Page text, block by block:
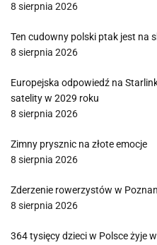
8 sierpnia 2026
Ten cudowny polski ptak jest na
8 sierpnia 2026
Europejska odpowiedź na
satelity w 2029 roku
8 sierpnia 2026
Zimny prysznic na złote emocje
8 sierpnia 2026
Zderzenie rowerzystów w
8 sierpnia 2026
364 tysięcy dzieci w Polsce żyje